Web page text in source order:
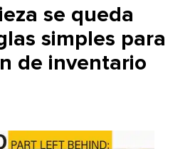
se queda
simples para
de inventario